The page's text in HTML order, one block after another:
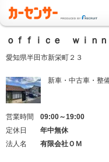
ｏｆｆｉｃｅ ｗｉｎ
愛知県半田市新栄町２３
新車・中古車・整
営業時間
09:00～19:00
定休日
年中無休
法人名
有限会社ＯＭ